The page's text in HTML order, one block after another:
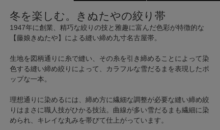
冬を楽しむ。きぬたやの絞り帯
1947年に創業、精巧な絞りの技と雅趣に富んだ色彩が特徴的な
【藤娘きぬたや】による縫い締め九寸名古屋帯。
生地を図柄通りに糸で縫い、その糸を引き締めることによって染
色する縫い締め絞りによって、カラフルな雪だるまを表現したポ
ップな一本。
理想通りに染めるには、締め方に繊細な調整が必要な縫い締め絞
りはまさに職人技がひかる技法。曲線が多い雪だるまも繊細に染
められ、キレイな丸みを帯びて仕上がっています。